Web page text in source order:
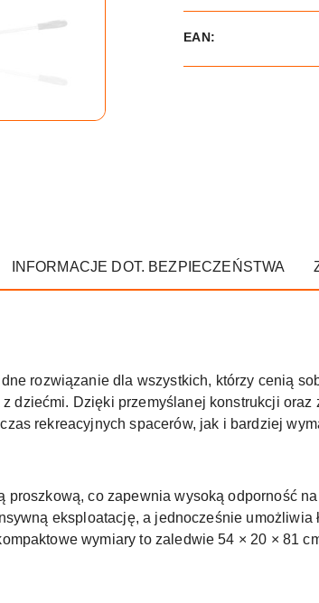
EAN:
INFORMACJE DOT. BEZPIECZEŃSTWA
rozwiązanie dla wszystkich, którzy cenią
dziećmi. Dzięki przemyślanej konstrukcji oraz
rekreacyjnych spacerów, jak i bardziej
proszkową, co zapewnia wysoką odporność
eksploatację, a jednocześnie umożliwia
wymiary to zaledwie 54 × 20 × 81